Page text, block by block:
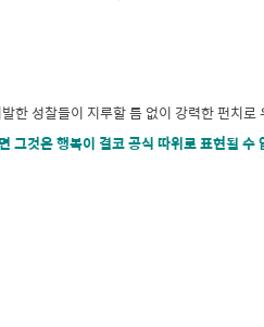
한 성찰들이 지루할 틈 없이 강력한 펀치
그것은 행복이 결코 공식 따위로 표현될 수